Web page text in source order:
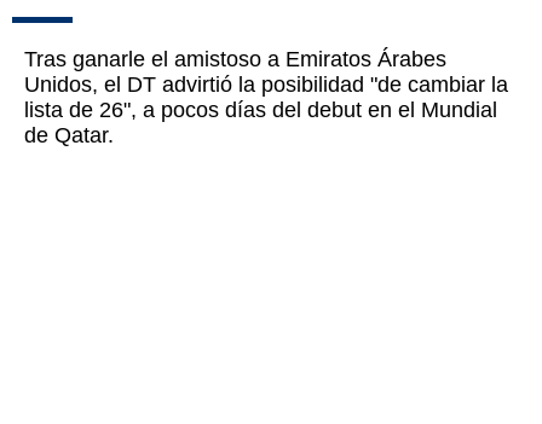
Tras ganarle el amistoso a Emiratos Árabes
Unidos, el DT advirtió la posibilidad "de cambiar la
lista de 26", a pocos días del debut en el Mundial
de Qatar.